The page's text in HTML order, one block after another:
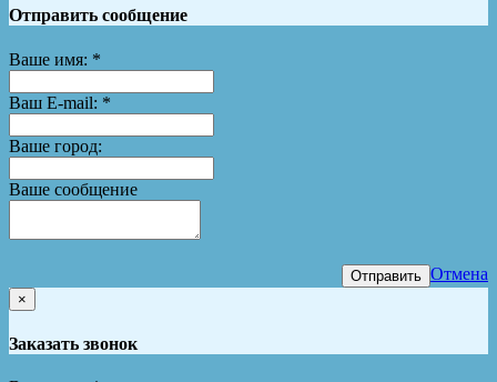
Отправить сообщение
Ваше имя: *
Ваш E-mail: *
Ваше город:
Ваше сообщение
Отправить Отмена
×
Заказать звонок